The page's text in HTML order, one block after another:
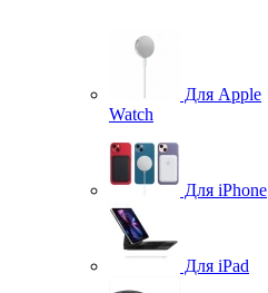
Для Apple
Watch
Для iPhone
Для iPad